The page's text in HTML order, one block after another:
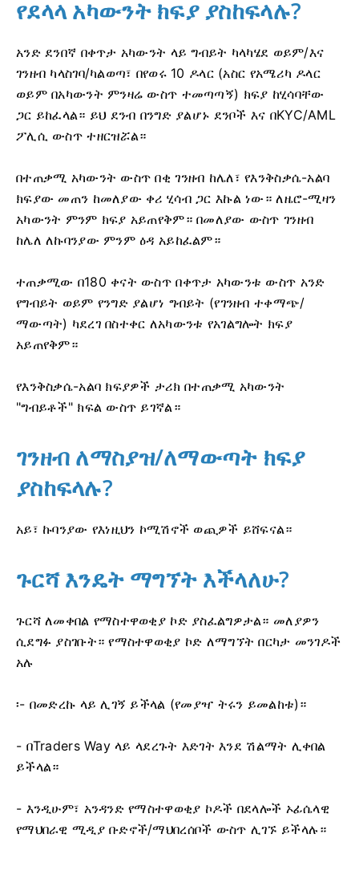
የደላላ አካውንት ክፍያ ያስከፍላሉ?
አንድ ደንበኛ በቀጥታ አካውንት ላይ ግብይት ካላካሄደ ወይም/እና
ገንዘብ ካላስገባ/ካልወጣ፣ በየወሩ 10 ዶላር (አስር የአሜሪካ ዶላር
ወይም በአካውንት ምንዛሬ ውስጥ ተመጣጣኝ) ክፍያ ከሂሳባቸው
ጋር ይከፈላል። ይህ ደንብ በንግድ ያልሆኑ ደንቦች እና በKYC/AML
ፖሊሲ ውስጥ ተዘርዝሯል።
በተጠቃሚ አካውንት ውስጥ በቂ ገንዘብ ከሌለ፣ የእንቅስቃሴ-አልባ
ክፍያው መጠን ከመለያው ቀሪ ሂሳብ ጋር እኩል ነው። ለዜሮ-ሚዛን
አካውንት ምንም ክፍያ አይጠየቅም። በመለያው ውስጥ ገንዘብ
ከሌለ ለኩባንያው ምንም ዕዳ አይከፈልም።
ተጠቃሚው በ180 ቀናት ውስጥ በቀጥታ አካውንቱ ውስጥ አንድ
የግብይት ወይም የንግድ ያልሆነ ግብይት (የገንዘብ ተቀማጭ/
ማውጣት) ካደረገ በስተቀር ለአካውንቱ የአገልግሎት ክፍያ
አይጠየቅም።
የእንቅስቃሴ-አልባ ክፍያዎች ታሪክ በተጠቃሚ አካውንት
"ግብይቶች" ክፍል ውስጥ ይገኛል።
ገንዘብ ለማስያዝ/ለማውጣት ክፍያ
ያስከፍላሉ?
አይ፣ ኩባንያው የእነዚህን ኮሚሽኖች ወጪዎች ይሸፍናል።
ጉርሻ እንዴት ማግኘት እችላለሁ?
ጉርሻ ለመቀበል የማስተዋወቂያ ኮድ ያስፈልግዎታል። መለያዎን
ሲደግፉ ያስገቡት። የማስተዋወቂያ ኮድ ለማግኘት በርካታ መንገዶች
አሉ
፡- በመድረኩ ላይ ሊገኝ ይችላል (የመያዣ ትሩን ይመልከቱ)።
- በTraders Way ላይ ላደረጉት እድገት እንደ ሽልማት ሊቀበል
ይችላል።
- እንዲሁም፣ አንዳንድ የማስተዋወቂያ ኮዶች በደላሎች ኦፊሴላዊ
የማህበራዊ ሚዲያ ቡድኖች/ማህበረሰቦች ውስጥ ሊገኙ ይችላሉ።